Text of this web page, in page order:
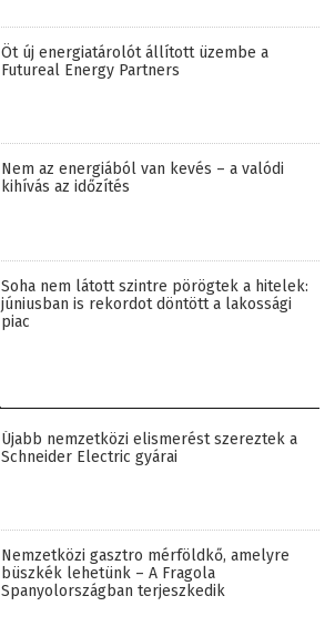
Öt új energiatárolót állított üzembe a
Futureal Energy Partners
Nem az energiából van kevés – a valódi
kihívás az időzítés
Soha nem látott szintre pörögtek a hitelek:
júniusban is rekordot döntött a lakossági
piac
Újabb nemzetközi elismerést szereztek a
Schneider Electric gyárai
Nemzetközi gasztro mérföldkő, amelyre
büszkék lehetünk – A Fragola
Spanyolországban terjeszkedik